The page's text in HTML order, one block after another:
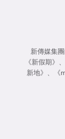
新傳媒集
《新假期》
新地》
《